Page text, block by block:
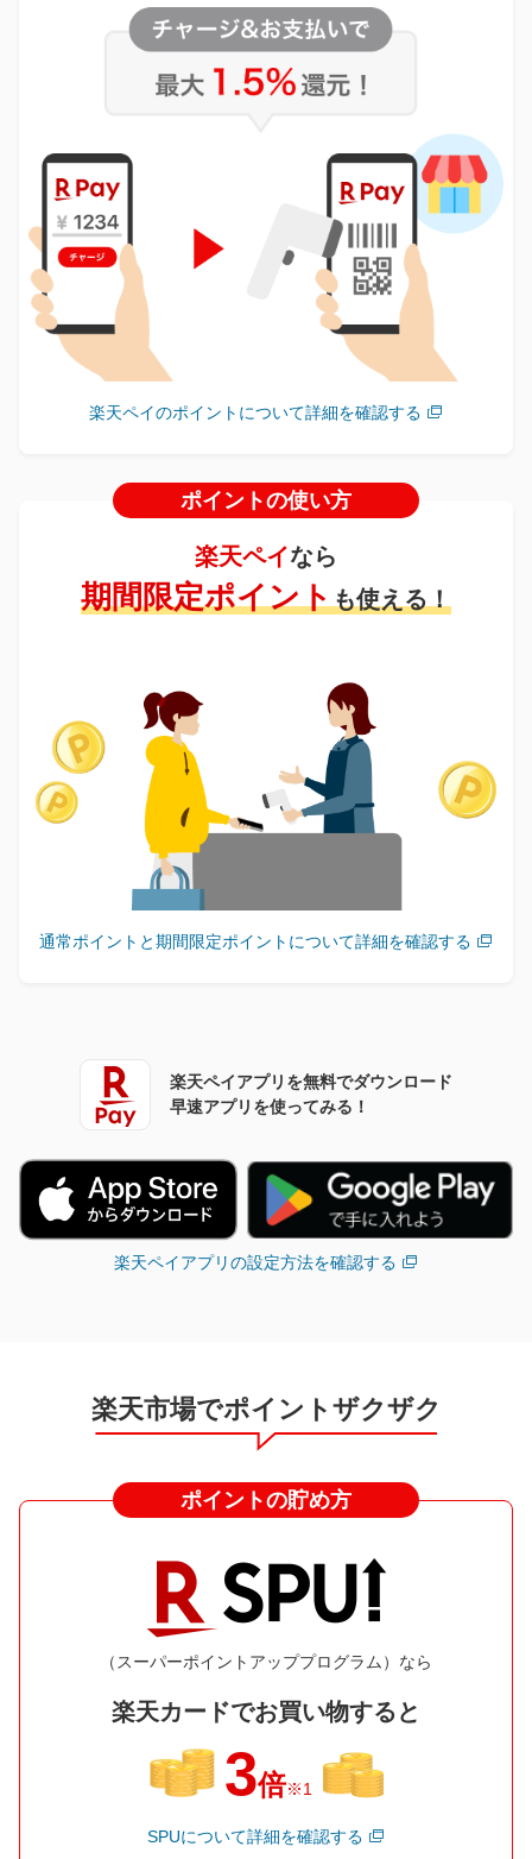
楽天ペイのポイントについて詳細を確認する
ポイントの使い方
楽天ペイなら
期間限定ポイント も使える！
通常ポイントと期間限定ポイントについて詳細を確認する
楽天ペイアプリを無料でダウンロード
早速アプリを使ってみる！
楽天ペイアプリの設定方法を確認する
楽天市場でポイントザクザク
ポイントの貯め方
（スーパーポイントアッププログラム）なら
楽天カードでお買い物すると
3倍※1
SPUについて詳細を確認する